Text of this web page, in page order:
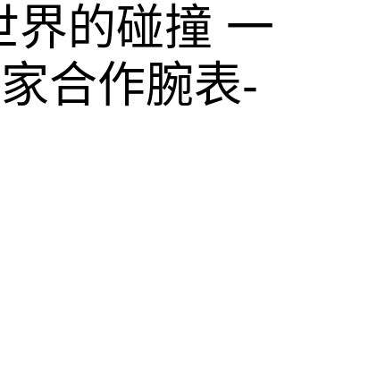
界的碰撞 一
合作腕表-